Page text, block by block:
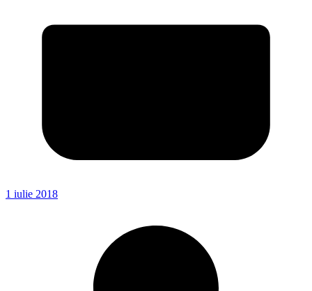
1 iulie 2018